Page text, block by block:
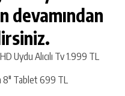
devamından
Uydu Alıcılı Tv 1.999 TL
Tablet 699 TL